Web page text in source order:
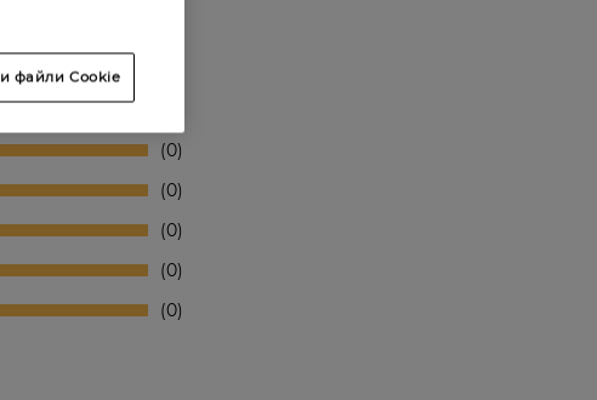
0
0
0
0
0
файли Cookie